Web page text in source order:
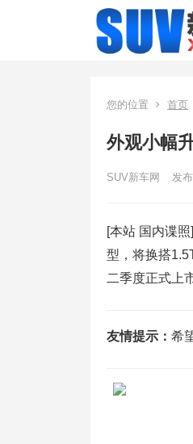
您的位置 首页
外观小幅
SUV新车网 发
[本站 国内谍
型，将换搭
二季度正式上
友情提示： 希